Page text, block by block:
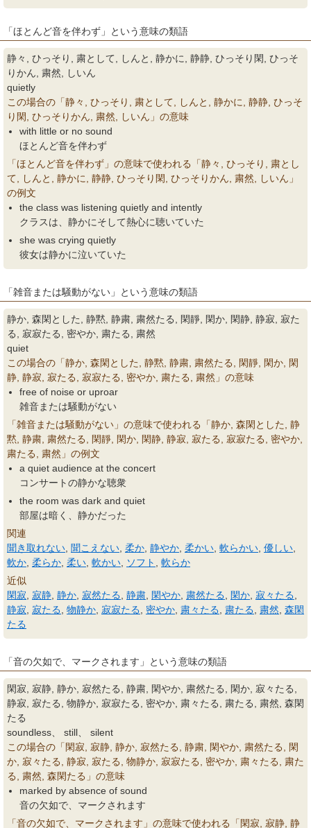
「ほとんど音を伴わず」という意味の類語
静々, ひっそり, 粛として, しんと, 静かに, 静静, ひっそり閑, ひっそ
りかん, 粛然, しいん
quietly
この場合の「静々, ひっそり, 粛として, しんと, 静かに, 静静, ひっそ
り閑, ひっそりかん, 粛然, しいん」の意味
with little or no sound
ほとんど音を伴わず
「ほとんど音を伴わず」の意味で使われる「静々, ひっそり, 粛とし
て, しんと, 静かに, 静静, ひっそり閑, ひっそりかん, 粛然, しいん」
の例文
the class was listening quietly and intently
クラスは、静かにそして熱心に聴いていた
she was crying quietly
彼女は静かに泣いていた
「雑音または騒動がない」という意味の類語
静か, 森閑とした, 静黙, 静粛, 粛然たる, 閑靜, 閑か, 閑静, 静寂, 寂た
る, 寂寂たる, 密やか, 粛たる, 粛然
quiet
この場合の「静か, 森閑とした, 静黙, 静粛, 粛然たる, 閑靜, 閑か, 閑
静, 静寂, 寂たる, 寂寂たる, 密やか, 粛たる, 粛然」の意味
free of noise or uproar
雑音または騒動がない
「雑音または騒動がない」の意味で使われる「静か, 森閑とした, 静
黙, 静粛, 粛然たる, 閑靜, 閑か, 閑静, 静寂, 寂たる, 寂寂たる, 密やか,
粛たる, 粛然」の例文
a quiet audience at the concert
コンサートの静かな聴衆
the room was dark and quiet
部屋は暗く、静かだった
関連
聞き取れない 聞こえない 柔か 静やか 柔かい 軟らかい 優しい
軟か 柔らか 柔い 軟かい ソフト
軟らか
近似
閑寂
寂静 静か 寂然たる 静粛 閑やか 粛然たる 閑か 寂々たる
静寂
寂たる 物静か 寂寂たる 密やか 粛々たる 粛たる 粛然 森閑
たる
「音の欠如で、マークされます」という意味の類語
閑寂, 寂静, 静か, 寂然たる, 静粛, 閑やか, 粛然たる, 閑か, 寂々たる,
静寂, 寂たる, 物静か, 寂寂たる, 密やか, 粛々たる, 粛たる, 粛然, 森閑
たる
soundless、 still、 silent
この場合の「閑寂, 寂静, 静か, 寂然たる, 静粛, 閑やか, 粛然たる, 閑
か, 寂々たる, 静寂, 寂たる, 物静か, 寂寂たる, 密やか, 粛々たる, 粛た
る, 粛然, 森閑たる」の意味
marked by absence of sound
音の欠如で、マークされます
「音の欠如で、マークされます」の意味で使われる「閑寂, 寂静, 静